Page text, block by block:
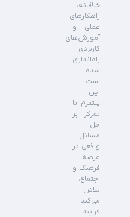
خلاقانه،
راهکارهای
عملی و
آموزش‌های
کاربردی
راه‌اندازی
شده
است.
این
پلتفرم با
تمرکز بر
حل
مسائل
واقعی در
عرصه
فرهنگ و
اجتماع،
تلاش
می‌کند
فرایند